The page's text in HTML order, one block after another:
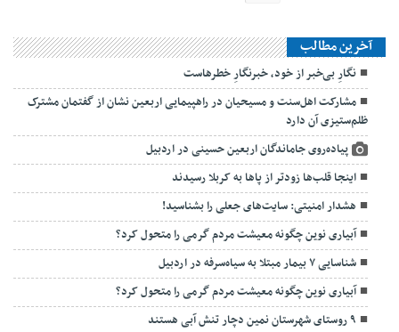
آخرین مطالب
نگارِ بی‌خبر از خود، خبرنگارِ خطرهاست
مشارکت اهل‌سنت و مسیحیان در راهپیمایی اربعین نشان از گفتمان مشترک
ظلم‌ستیزی آن دارد
پیاده‌روی جاماندگان اربعین حسینی در اردبیل
اینجا قلب‌ها زودتر از پاها به کربلا رسیدند
هشدار امنیتی: سایت‌های جعلی را بشناسید!
آبیاری نوین چگونه معیشت مردم گرمی را متحول کرد؟
شناسایی ۷ بیمار مبتلا به سیاه‌سرفه در اردبیل
آبیاری نوین چگونه معیشت مردم گرمی را متحول کرد؟
۹ روستای شهرستان نمین دچار تنش آبی هستند